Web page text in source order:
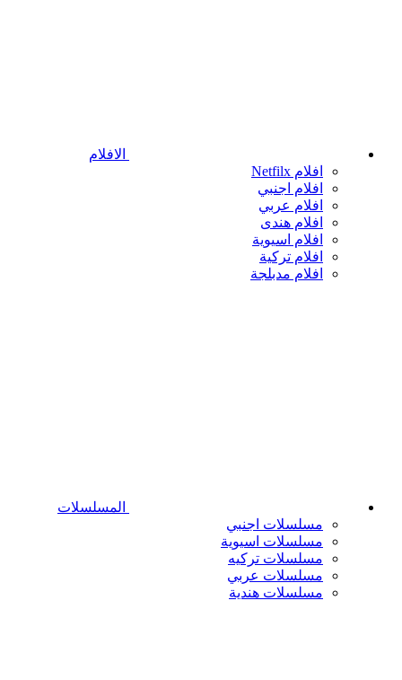
الافلام
افلام Netfilx
افلام اجنبي
افلام عربي
افلام هندى
افلام اسيوية
افلام تركية
افلام مدبلجة
المسلسلات
مسلسلات اجنبي
مسلسلات اسيوية
مسلسلات تركيه
مسلسلات عربي
مسلسلات هندية